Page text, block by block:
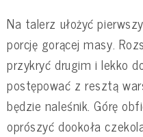
Na talerz ułożyć
porcję gorącej masy.
przykryć drugim i lekko
postępować z resztą
będzie naleśnik. Górę
oprószyć dookoła